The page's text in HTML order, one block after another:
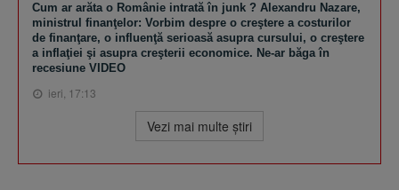
Cum ar arăta o Românie intrată în junk ? Alexandru Nazare,
ministrul finanţelor: Vorbim despre o creştere a costurilor
de finanţare, o influenţă serioasă asupra cursului, o creştere
a inflaţiei şi asupra creşterii economice. Ne-ar băga în
recesiune VIDEO
ieri, 17:13
Vezi mai multe ştiri